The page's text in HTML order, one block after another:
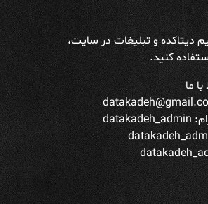
دیتاکده و تبلیغات در سایت،
کنید.
ما
datakadeh_admin